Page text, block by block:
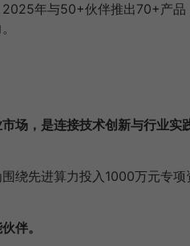
年与50+伙伴推出70+产品
场，是连接技术创新与行业实
绕先进算力投入1000万元专
伴。